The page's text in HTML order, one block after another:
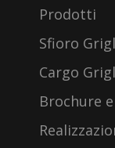
Prodotti
Sfioro
Cargo
Brochure